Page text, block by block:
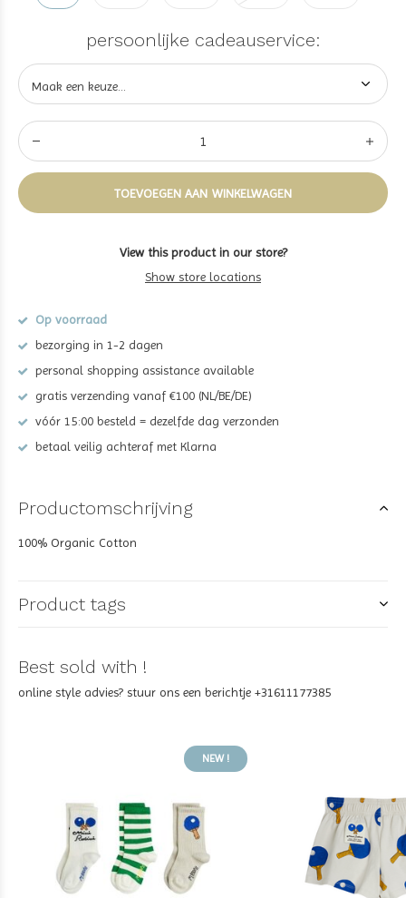
persoonlijke cadeauservice:
TOEVOEGEN AAN WINKELWAGEN
View this product in our store?
Show store locations
Op voorraad
bezorging in 1-2 dagen
personal shopping assistance available
gratis verzending vanaf €100 (NL/BE/DE)
vóór 15:00 besteld = dezelfde dag verzonden
betaal veilig achteraf met Klarna
Productomschrijving
100% Organic Cotton
Product tags
Best sold with !
online style advies? stuur ons een berichtje +31611177385
NEW !